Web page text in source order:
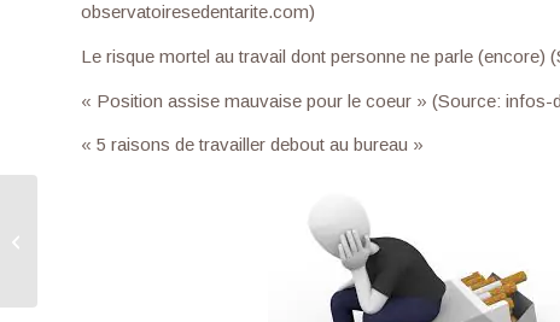
observatoiresedentarite.com)
Le risque mortel au travail dont personne ne parle (encore)
« Position assise mauvaise pour le coeur » (Source: infos-
« 5 raisons de travailler debout au bureau »